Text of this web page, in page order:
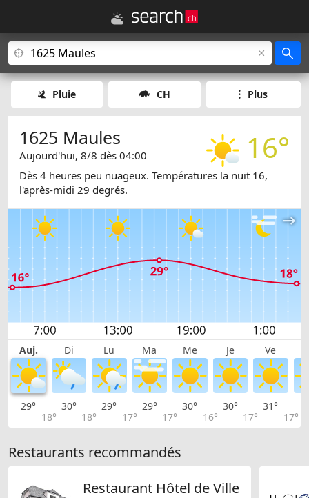
Pluie CH Plus
16°
1625 Maules
Aujourd'hui, 8/8 dès 04:00
Dès 4 heures peu nuageux. Températures la nuit 16,
l'après-midi 29 degrés.
Auj. Di Lu Ma Me Je Ve
29°
18°
30°
18°
29°
17°
29°
17°
30°
16°
30°
17°
31°
17°
Restaurants recommandés
Restaurant Hôtel de Ville